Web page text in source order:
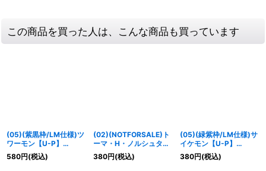
この商品を買った人は、こんな商品も買っています
(05)(紫黒枠/LM仕様)ツ
ワーモン【U-P】
{EX10-045}《多》
580円(税込)
(02)(NOTFORSALE)ト
ーマ・H・ノルシュタイ
ン【R】{BT13-097}
《青》
380円(税込)
(05)(緑紫枠/LM仕様)サ
イケモン【U-P】
{EX10-015}《多》
380円(税込)